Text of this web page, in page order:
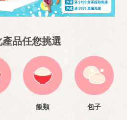
品任您挑選
飯類 包子